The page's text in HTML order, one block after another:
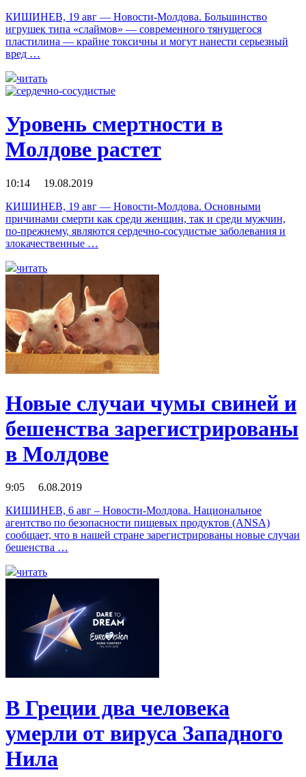
КИШИНЕВ, 19 авг — Новости-Молдова. Большинство
игрушек типа «слаймов» — современного тянущегося
пластилина — крайне токсичны и могут нанести серьезный
вред …
читать
Уровень смертности в
Молдове растет
10:14 19.08.2019
КИШИНЕВ, 19 авг — Новости-Молдова. Основными
причинами смерти как среди женщин, так и среди мужчин,
по-прежнему, являются сердечно-сосудистые заболевания и
злокачественные …
читать
Новые случаи чумы свиней и
бешенства зарегистрированы
в Молдове
9:05 6.08.2019
КИШИНЕВ, 6 авг – Новости-Молдова. Национальное
агентство по безопасности пищевых продуктов (ANSA)
сообщает, что в нашей стране зарегистрированы новые случаи
бешенства …
читать
В Греции два человека
умерли от вируса Западного
Нила